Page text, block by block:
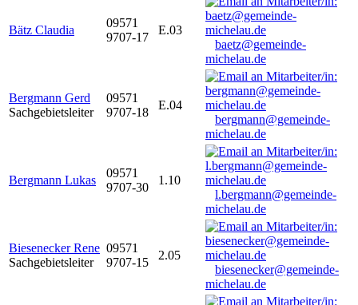
Bätz Claudia
09571
9707-17
E.03
baetz@gemeinde-
michelau.de
Bergmann Gerd
Sachgebietsleiter
09571
9707-18
E.04
bergmann@gemeinde-
michelau.de
Bergmann Lukas
09571
9707-30
1.10
l.bergmann@gemeinde-
michelau.de
Biesenecker Rene
Sachgebietsleiter
09571
9707-15
2.05
biesenecker@gemeinde-
michelau.de